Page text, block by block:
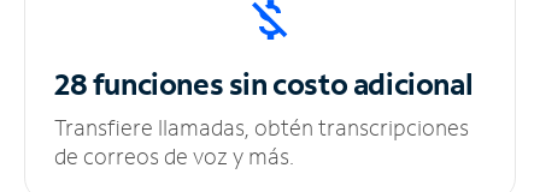
28 funciones sincosto adicional
Transfiere llamadas, obtén transcripciones
de correos de voz y más.